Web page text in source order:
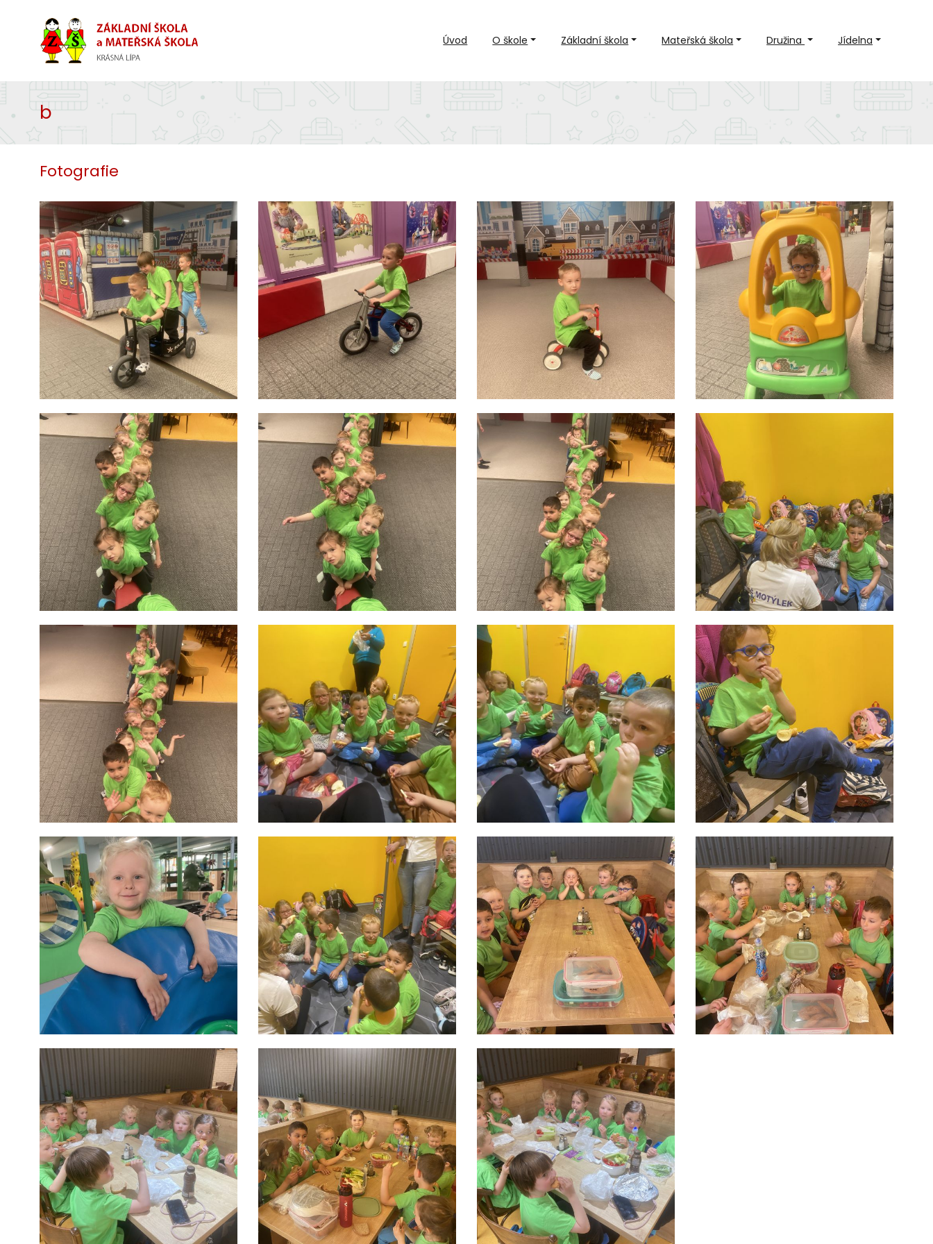
Úvod O škole Základní škola Mateřská škola Družina Jídelna
b
Fotografie